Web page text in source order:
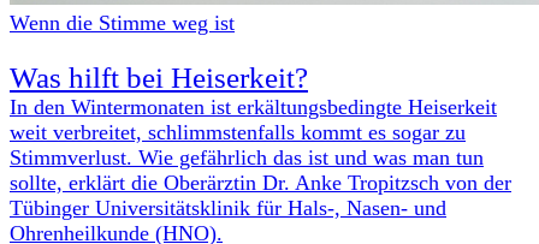
Wenn die Stimme weg ist
Was hilft bei Heiserkeit?
In den Wintermonaten ist erkältungsbedingte Heiserkeit
weit verbreitet, schlimmstenfalls kommt es sogar zu
Stimmverlust. Wie gefährlich das ist und was man tun
sollte, erklärt die Oberärztin Dr. Anke Tropitzsch von der
Tübinger Universitätsklinik für Hals-, Nasen- und
Ohrenheilkunde (HNO).